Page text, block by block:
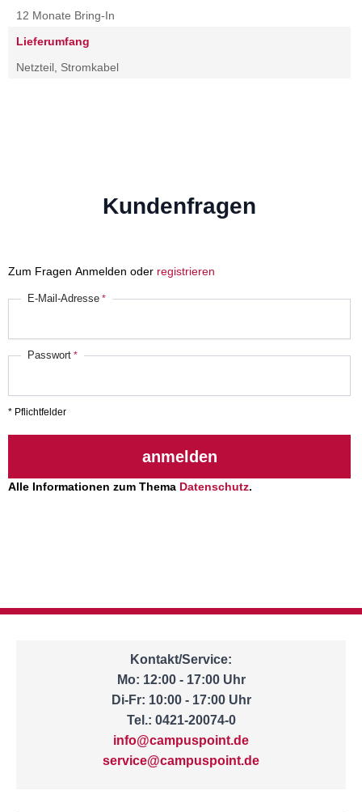
12 Monate Bring-In
Lieferumfang
Netzteil, Stromkabel
Kundenfragen
Zum Fragen Anmelden oder registrieren
E-Mail-Adresse
Passwort
* Pflichtfelder
anmelden
Alle Informationen zum Thema Datenschutz.
Kontakt/Service:
Mo: 12:00 - 17:00 Uhr
Di-Fr: 10:00 - 17:00 Uhr
Tel.: 0421-20074-0
info@campuspoint.de
service@campuspoint.de